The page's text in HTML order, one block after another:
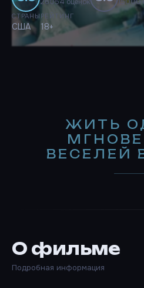
СТРАНЫ
США
РЕЙТИНГ
18+
ЖИТЬ
ВЕСЕЛЕЙ
О фильме
Подробная информация